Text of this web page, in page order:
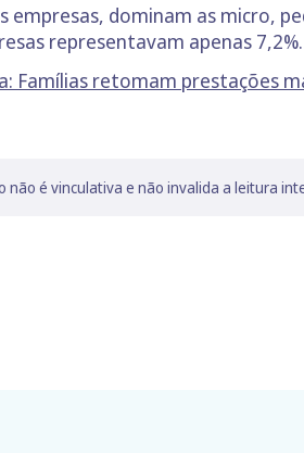
empresas, dominam as micro,
representavam apenas 7,2%.
Famílias retomam prestações
não é vinculativa e não invalida a leitura